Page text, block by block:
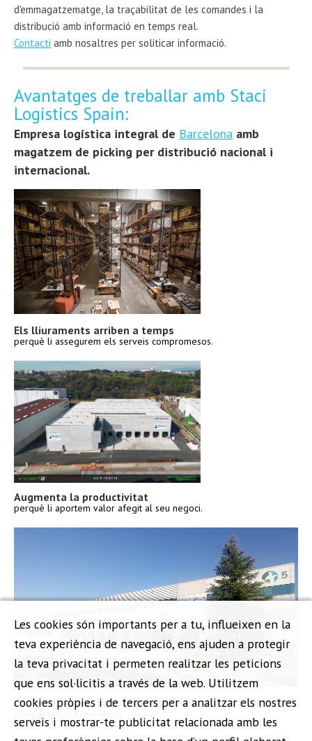
d'emmagatzematge, la traçabilitat de les comandes i la
distribució amb informació en temps real.
Contacti amb nosaltres per soliticar informació.
Avantatges de treballar amb Staci
Logistics Spain:
Empresa logística integral de Barcelona amb
magatzem de picking per distribució nacional i
internacional.
Els lliuraments arriben a temps
perquè li assegurem els serveis compromesos.
Augmenta la productivitat
perquè li aportem valor afegit al seu negoci.
Gestió integral del procés logístic
Les cookies són importants per a tu, influeixen en la
teva experiència de navegació, ens ajuden a protegir
la teva privacitat i permeten realitzar les peticions
que ens sol·licitis a través de la web. Utilitzem
cookies pròpies i de tercers per a analitzar els nostres
serveis i mostrar-te publicitat relacionada amb les